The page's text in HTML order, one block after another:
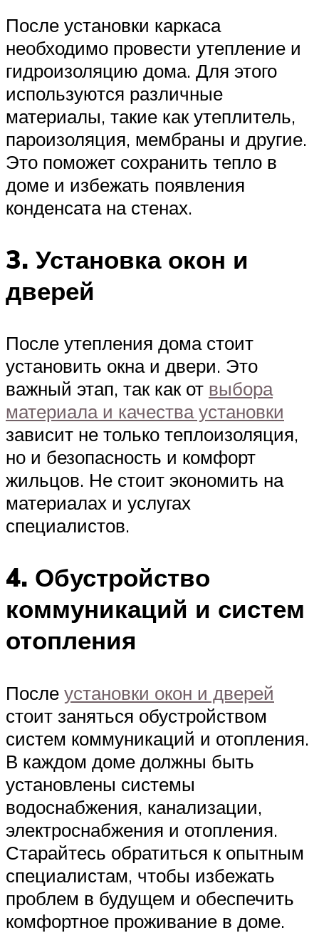
После установки каркаса
необходимо провести утепление и
гидроизоляцию дома. Для этого
используются различные
материалы, такие как утеплитель,
пароизоляция, мембраны и другие.
Это поможет сохранить тепло в
доме и избежать появления
конденсата на стенах.
3. Установка окон и
дверей
После утепления дома стоит
установить окна и двери. Это
важный этап, так как от выбора
материала и качества установки
зависит не только теплоизоляция,
но и безопасность и комфорт
жильцов. Не стоит экономить на
материалах и услугах
специалистов.
4. Обустройство
коммуникаций и систем
отопления
После установки окон и дверей
стоит заняться обустройством
систем коммуникаций и отопления.
В каждом доме должны быть
установлены системы
водоснабжения, канализации,
электроснабжения и отопления.
Старайтесь обратиться к опытным
специалистам, чтобы избежать
проблем в будущем и обеспечить
комфортное проживание в доме.